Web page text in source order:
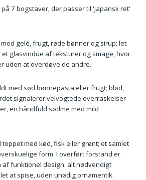
7 bogstaver, der passer til 'Japansk ret'
med gelé, frugt, røde bønner og sirup; let
glasvindue af teksturer og smage, hvor
uden at overdøve de andre.
med sød bønnepasta eller frugt; blød,
signalerer velvogtede overraskelser
en håndfuld sødme med mild
toppet med kød, fisk eller grønt; et samlet
form. I overført forstand er
funktionel design: alt nødvendigt
at spise, uden unødig ornamentik.